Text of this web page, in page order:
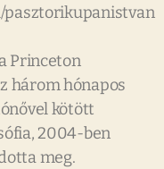
Princeton
három hónapos
kötött
2004-ben
meg.